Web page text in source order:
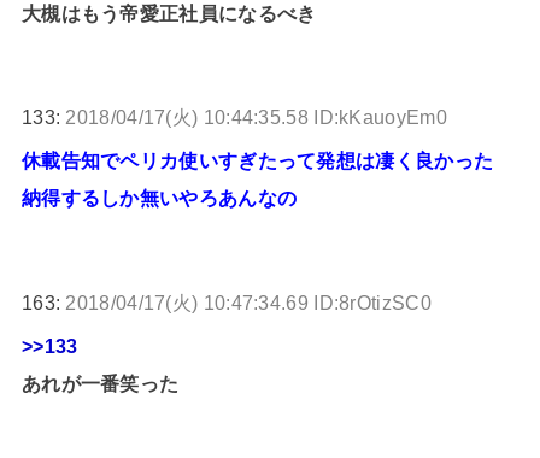
大槻はもう帝愛正社員になるべき
133: 2018/04/17(火) 10:44:35.58 ID:kKauoyEm0
休載告知でペリカ使いすぎたって発想は凄く良かった
納得するしか無いやろあんなの
163: 2018/04/17(火) 10:47:34.69 ID:8rOtizSC0
>>133
あれが一番笑った